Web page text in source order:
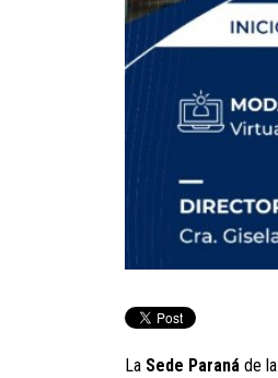
La Sede Paraná de la